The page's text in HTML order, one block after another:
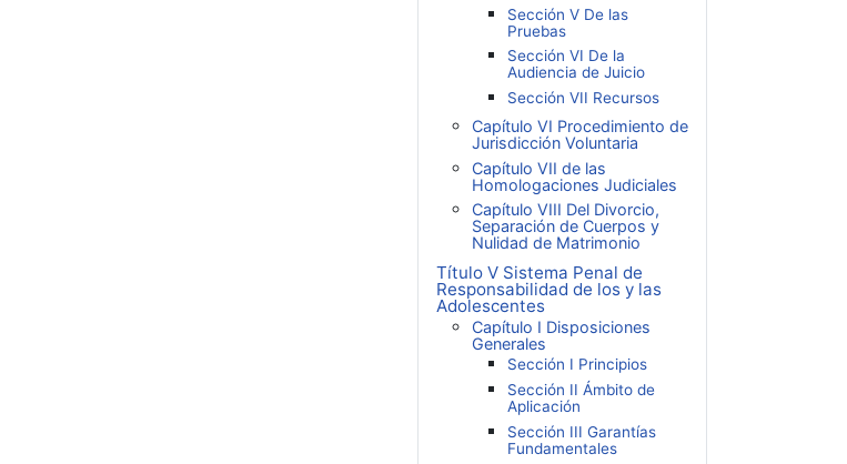
Sección V De las
Pruebas
Sección VI De la
Audiencia de Juicio
Sección VII Recursos
Capítulo VI Procedimiento de
Jurisdicción Voluntaria
Capítulo VII de las
Homologaciones Judiciales
Capítulo VIII Del Divorcio,
Separación de Cuerpos y
Nulidad de Matrimonio
Título V Sistema Penal de
Responsabilidad de los y las
Adolescentes
Capítulo I Disposiciones
Generales
Sección I Principios
Sección II Ámbito de
Aplicación
Sección III Garantías
Fundamentales